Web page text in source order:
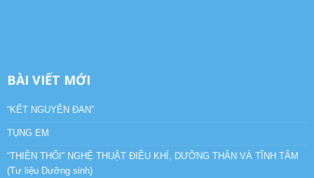
BÀI VIẾT MỚI
“KẾT NGUYÊN ĐAN”
TỤNG EM
“THIỀN THỔI” NGHỆ THUẬT ĐIỀU KHÍ, DƯỠNG THÂN VÀ TĨNH TÂM
(Tư liệu Dưỡng sinh)